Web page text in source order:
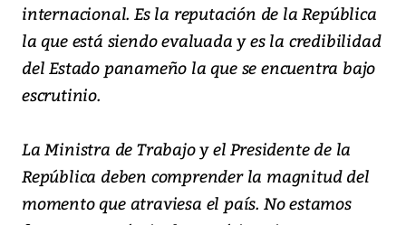
internacional. Es la reputación de la República
la que está siendo evaluada y es la credibilidad
del Estado panameño la que se encuentra bajo
escrutinio.
La Ministra de Trabajo y el Presidente de la
República deben comprender la magnitud del
momento que atraviesa el país. No estamos